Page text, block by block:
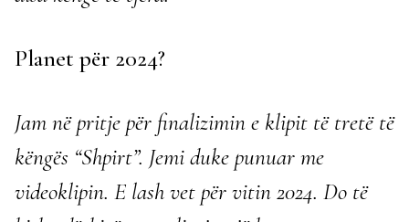
Planet për 2024?
Jam në pritje për finalizimin e klipit të tretë të
këngës “Shpirt”. Jemi duke punuar me
videoklipin. E lash vet për vitin 2024. Do të